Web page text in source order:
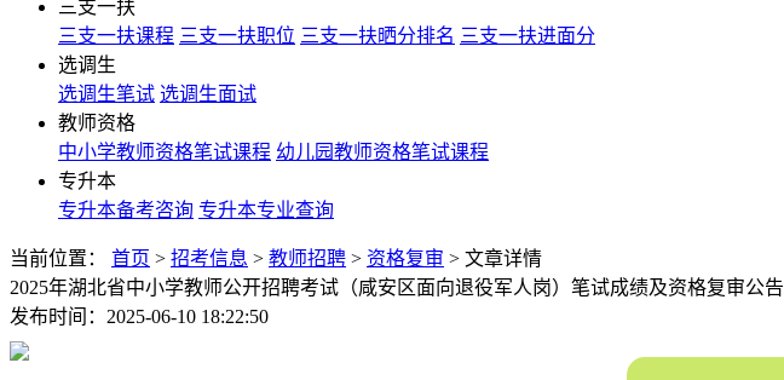
三支一扶
三支一扶课程 三支一扶职位 三支一扶晒分排名 三支一扶进面分
选调生
选调生笔试 选调生面试
教师资格
中小学教师资格笔试课程 幼儿园教师资格笔试课程
专升本
专升本备考咨询 专升本专业查询
当前位置： 首页 > 招考信息 > 教师招聘 > 资格复审 > 文章详情
2025年湖北省中小学教师公开招聘考试（咸安区面向退役军人岗）笔试成绩及资格复审公告
发布时间：2025-06-10 18:22:50